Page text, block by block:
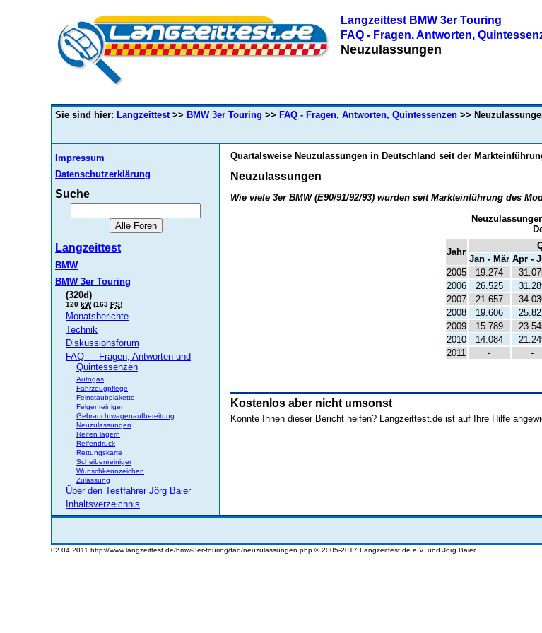
Langzeittest BMW 3er Touring
FAQ - Fragen, Antworten,
Neuzulassungen
Sie sind hier: Langzeittest>> BMW 3er Touring >> FAQ - Fragen, Antworten, Quintessenzen >>
Impressum
Datenschutzerklärung
Suche
Langzeittest
BMW
BMW 3er Touring
(320d)
120 kW(163 PS)
Monatsberichte
Technik
Diskussionsforum
FAQ — Fragen, Antworten und
Quintessenzen
Autogas
Fahrzeugpflege
Feinstaubplakette
Felgenreiniger
Gebrauchtwagenaufbereitung
Neuzulassungen
Reifen lagern
Reifendruck
Rettungskarte
Scheibenreiniger
Wunschkennzeichen
Zulassung
Über den Testfahrer Jörg Baier
Inhaltsverzeichnis
Quartalsweise Neuzulassungen in Deutschland seit der
Neuzulassungen
Wie viele 3er BMW (E90/91/92/93) wurden seit Markteinführung des
Jahr
Jan - Mär Apr -
2005
19.274
2006
26.525
2007
21.657
2008
19.606
2009
15.789
2010
14.084
2011
- -
Kostenlos aber nicht umsonst
Konnte Ihnen dieser Bericht helfen? Langzeittest.de ist auf Ihre Hilfe
02.04.2011 http://www.langzeittest.de/bmw-3er-touring/faq/neuzulassungen.php © 2005-2017 Langzeittest.de e.V. und Jörg Baier